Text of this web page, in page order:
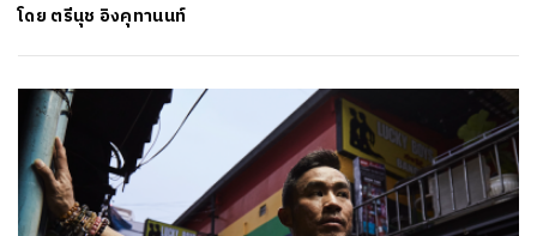
โดย ตรีนุช อิงคุทานนท์